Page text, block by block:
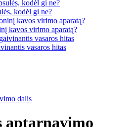
kodėl gi ne?
kavos virimo aparatą?
vasaros hitas
dalis
aptarnavimo